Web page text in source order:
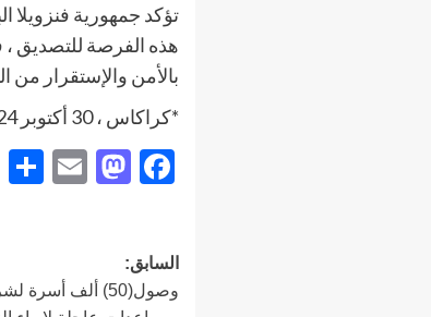
تؤكد جمهورية فنزويلا
هذه الفرصة للتصديق ،
بالأمن والإستقرار من
*كراكاس ، 30 أكتوبر 2024 م .*
Facebook
تصفّح
المقالات
السابق:
وصول(50) ألف